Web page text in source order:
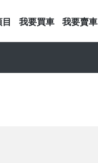
我要買車 我要賣車